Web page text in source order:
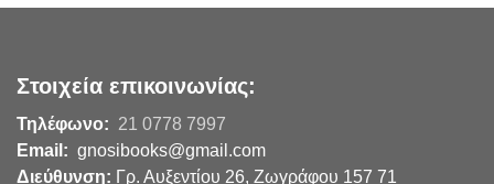
Στοιχεία επικοινωνίας:
Τηλέφωνο: 21 0778 7997
Email: gnosibooks@gmail.com
Διεύθυνση: Γρ. Αυξεντίου 26, Ζωγράφου 157 71